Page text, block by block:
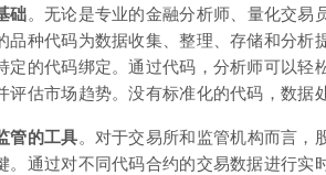
础。无论是专业的金融分析师、量化交
品种代码为数据收集、整理、存储和分
定的代码绑定。通过代码，分析师可以
估市场趋势。没有标准化的代码，数据
管的工具。对于交易所和监管机构而言，
通过对不同代码合约的交易数据进行实